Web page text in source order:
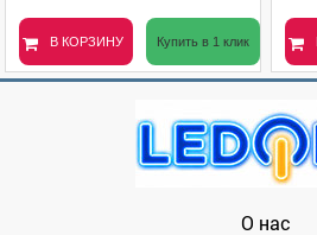
В КОРЗИНУ Купить в 1 клик
О нас